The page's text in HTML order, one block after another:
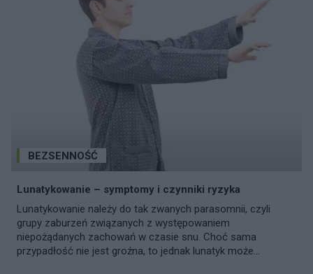
BEZSENNOŚĆ
Lunatykowanie – symptomy i czynniki ryzyka
Lunatykowanie należy do tak zwanych parasomnii, czyli
grupy zaburzeń związanych z występowaniem
niepożądanych zachowań w czasie snu. Choć sama
przypadłość nie jest groźna, to jednak lunatyk może...